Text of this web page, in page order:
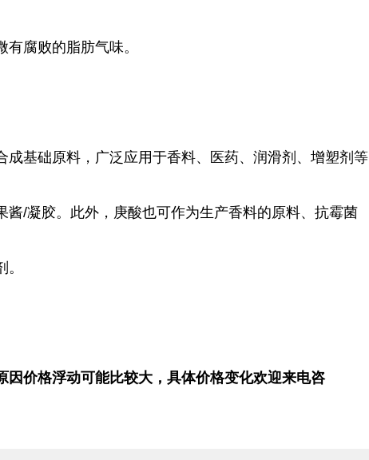
腐败的脂肪气味。
成基础原料，广泛应用于香料、医药、润滑剂、增塑剂等
酱/凝胶。此外，庚酸也可作为生产香料的原料、抗霉菌
因价格浮动可能比较大，具体价格变化欢迎来电咨